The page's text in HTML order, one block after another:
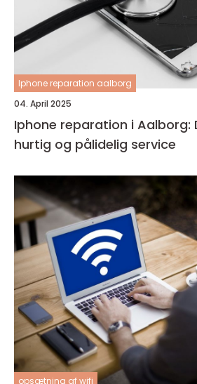
Iphone reparation aalborg
04. April 2025
Iphone reparation i Aalborg:
hurtig og pålidelig service
opsætning af wifi